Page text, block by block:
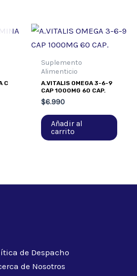
C
Suplemento
Alimenticio
A.VITALIS OMEGA 3-6-9
CAP 1000MG 60 CAP.
$6.990
Añadir al
carrito
de Despacho
de Nosotros